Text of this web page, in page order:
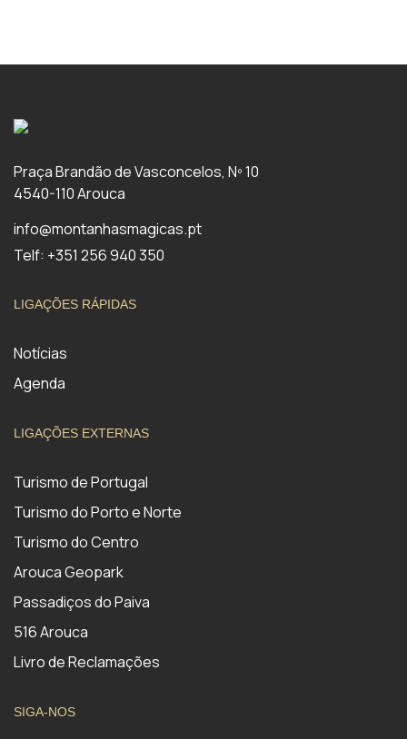
Praça Brandão de Vasconcelos, Nº 10
4540-110 Arouca
info@montanhasmagicas.pt
Telf: +351 256 940 350
LIGAÇÕES RÁPIDAS
Notícias
Agenda
LIGAÇÕES EXTERNAS
Turismo de Portugal
Turismo do Porto e Norte
Turismo do Centro
Arouca Geopark
Passadiços do Paiva
516 Arouca
Livro de Reclamações
SIGA-NOS